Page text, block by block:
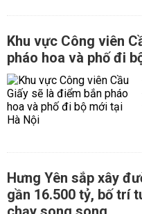
Khu vực Công viên
pháo hoa và phố đi
Hưng Yên sắp xây
gần 16.500 tỷ, bố trí